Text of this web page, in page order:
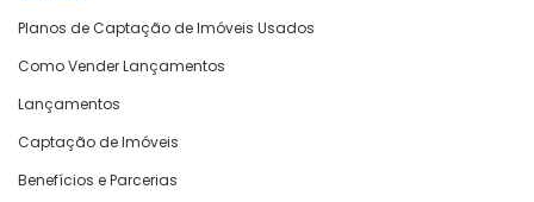
Planos de Captação de Imóveis Usados
Como Vender Lançamentos
Lançamentos
Captação de Imóveis
Benefícios e Parcerias